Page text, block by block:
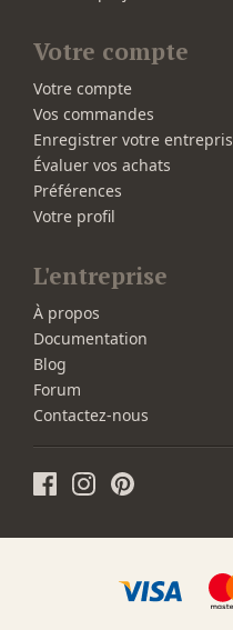
Votre compte
Votre compte
Vos commandes
Enregistrer votre
Évaluer vos achats
Préférences
Votre profil
L'entreprise
À propos
Documentation
Blog
Forum
Contactez-nous